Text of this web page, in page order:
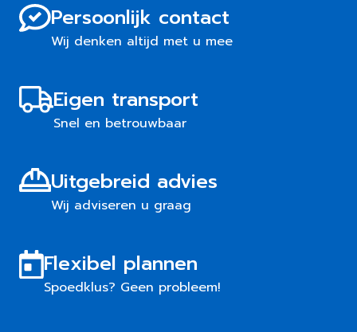
Persoonlijk contact
Wij denken altijd met u mee
Eigen transport
Snel en betrouwbaar
Uitgebreid advies
Wij adviseren u graag
Flexibel plannen
Spoedklus? Geen probleem!